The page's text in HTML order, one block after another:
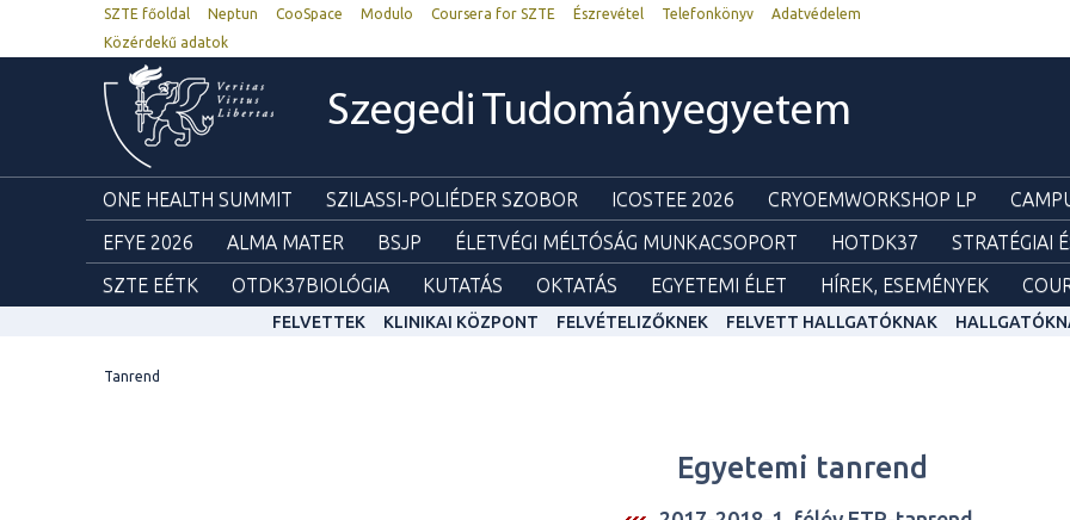
SZTE főoldal Neptun CooSpace Modulo Coursera for SZTE Észrevétel Telefonkönyv
Adatvédelem
Közérdekű adatok
Szegedi Tudományegyetem
ONE HEALTH SUMMIT SZILASSI-POLIÉDER SZOBOR ICOSTEE 2026 CRYOEMWORKSHOP LP
EFYE 2026
ALMA MATER BSJP ÉLETVÉGI MÉLTÓSÁG MUNKACSOPORT HOTDK37 STRATÉGIAI
SZTE EÉTK
OTDK37BIOLÓGIA KUTATÁS OKTATÁS EGYETEMI ÉLET HÍREK, ESEMÉNYEK
FELVETTEK KLINIKAI KÖZPONT FELVÉTELIZŐKNEK FELVETT HALLGATÓKNAK
Tanrend
Egyetemi tanrend